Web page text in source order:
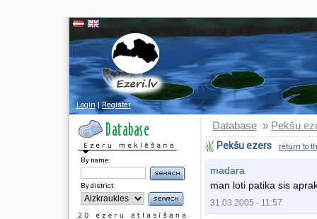
Login |Register
By name:
By district:
Database » Pekšu
Pekšu ezers return to
madara
man loti patika sis
31.03.2005 - 11:57